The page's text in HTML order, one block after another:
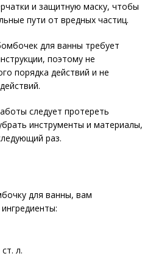
и защитную маску, чтобы
пути от вредных частиц.
для ванны требует
поэтому не
порядка действий и не
следует протереть
инструменты и материалы,
раз.
для ванны, вам
л.